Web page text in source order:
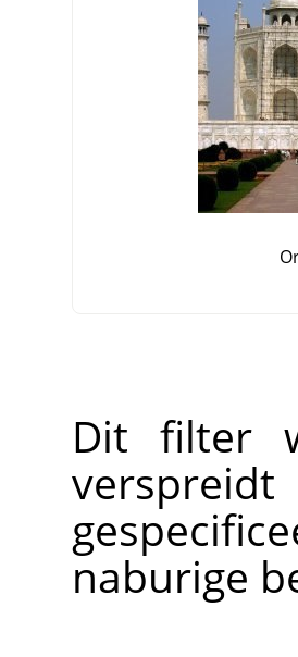
Dit filter
naburige